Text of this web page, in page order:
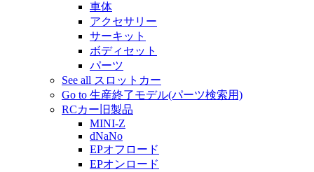
車体
アクセサリー
サーキット
ボディセット
パーツ
See all スロットカー
Go to 生産終了モデル(パーツ検索用)
RCカー旧製品
MINI-Z
dNaNo
EPオフロード
EPオンロード